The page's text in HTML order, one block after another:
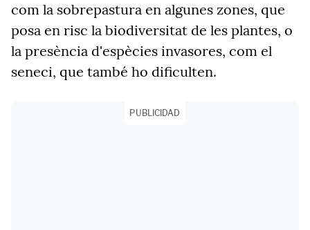
com la sobrepastura en algunes zones, que
posa en risc la biodiversitat de les plantes, o
la presència d'espècies invasores, com el
seneci, que també ho dificulten.
PUBLICIDAD